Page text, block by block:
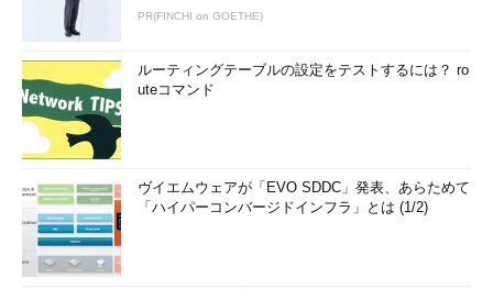
PR(FINCHI on GOETHE)
ルーティングテーブルの設定をテストするには？ ro
uteコマンド
ヴイエムウェアが「EVO SDDC」発表、あらためて
「ハイパーコンバージドインフラ」とは (1/2)